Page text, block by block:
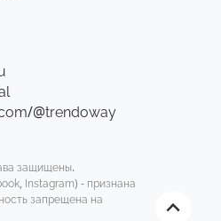
@trendoway
защищены.
Instagram) - признана
запрещена на